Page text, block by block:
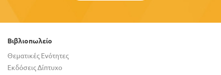
Βιβλιοπωλείο
Θεματικές Ενότητες
Εκδόσεις Δίπτυχο